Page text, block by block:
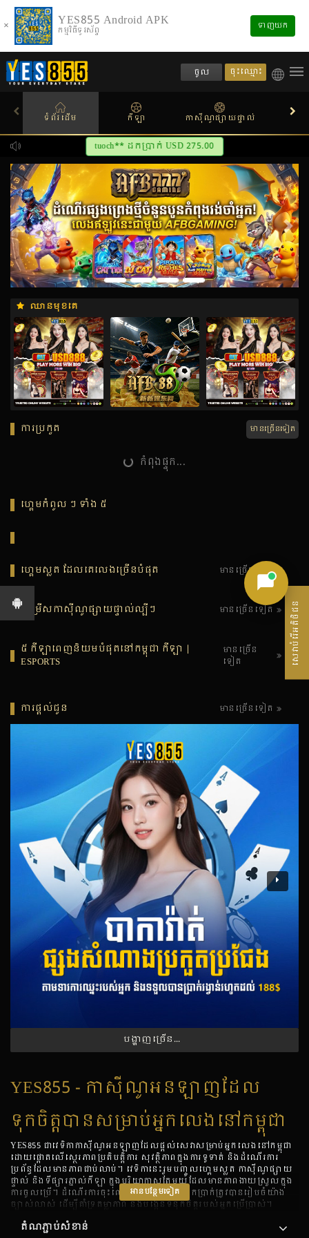
× YES855 Android APK
កម្មវិធីទូរស័ព្ទ ទាញយក
ចូល ចុះឈ្មោះ
ទំព័រដើម កីឡា កាស៊ីណូផ្សាយផ្ទាល់ ស្លត
yana** ដកប្រាក់ USD 2,290.00
មុន បន្ទ
ឈានមុខគេ
ការប្រកួត មានច្រើនទៀត
កំពុងផ្ទុក...
ហ្គេមកំពូល ៗ ទាំង ៥
ហ្គេមស្លត ដែលគេលេងច្រើនបំផុត មានច្រើនទៀត
ជម្រើសកាស៊ីណូផ្សាយផ្ទាល់ល្បីៗ មានច្រើនទៀត
៥ កីឡាពេញនិយមបំផុតនៅកម្ពុជា កីឡា |
ESPORTS
មានច្រើន
ទៀត
ការផ្តល់ជូន មានច្រើនទៀត
បង្ហាញច្រើន​ទៀត
YES855 - កាស៊ីណូអនឡាញដែល
ទុកចិត្តបានសម្រាប់អ្នកលេងនៅកម្ពុជា
YES855 ជាវេទិកាកាស៊ីណូអនឡាញដែលផ្តល់សេវាសម្រាប់អ្នកលេងនៅកម្ពុជា
ដោយផ្តោតលើស្ថេរភាពប្រតិបត្តិការ សុវត្ថិភាពក្នុងការទូទាត់ និងដំណើរការ
ប្រព័ន្ធដែលមានភាពជាប់លាប់។ វេទិកានេះរួមបញ្ចូលហ្គេមស្លត កាស៊ីណូផ្សាយ
ផ្ទាល់ និងទីផ្សារភ្នាល់កីឡា ក្នុងបរិយាកាសតែមួយដែលមានភាពងាយស្រួលក្នុង
ការចូលប្រើ។ ដំណើរការចុះឈ្មោះ ដាក់ប្រាក់ និងដកប្រាក់ត្រូវបានរៀបចំយ៉ាង
ច្បាស់លាស់ ដើម្បីគាំទ្រតម្លាភាព និងបង្កើនទំនុកចិត្តរបស់អ្នកប្រើប្រាស់។
អាន​បន្ថែមទៀត
តំណភ្ជាប់សំខាន់
សេវាបំរើអតិថិជន